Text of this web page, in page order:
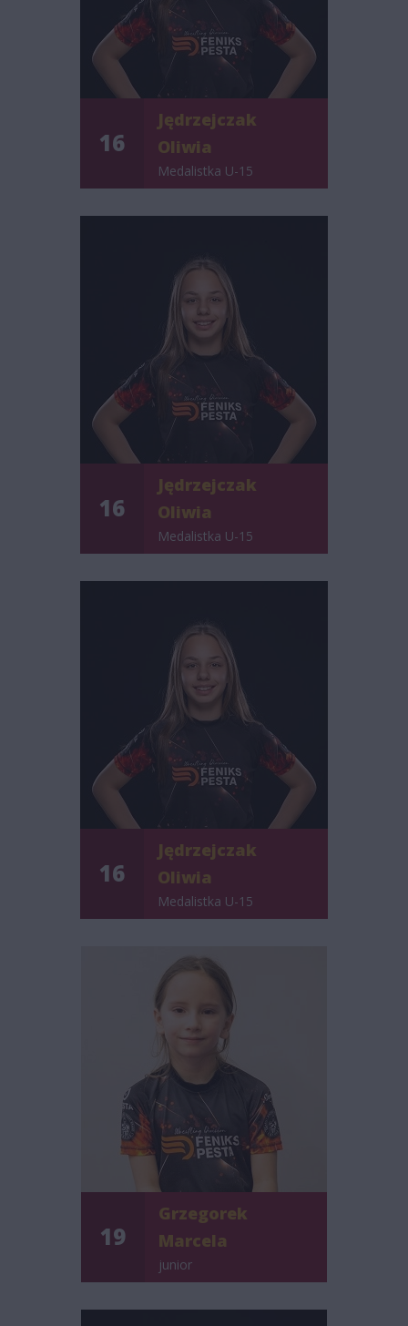
16
Jędrzejczak
Oliwia
Medalistka U-15
16
Jędrzejczak
Oliwia
Medalistka U-15
16
Jędrzejczak
Oliwia
Medalistka U-15
19
Grzegorek
Marcela
junior